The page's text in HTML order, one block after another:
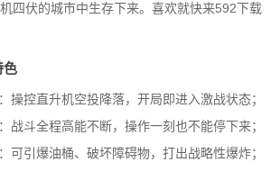
四伏的城市中生存下来。喜欢就快来592下载
色
操控直升机空投降落，开局即进入激战状态；
战斗全程高能不断，操作一刻也不能停下来；
可引爆油桶、破坏障碍物，打出战略性爆炸；